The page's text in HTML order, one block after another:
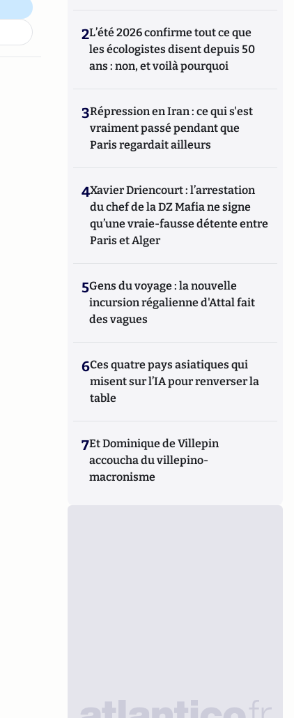
2L’été 2026 confirme tout ce que
les écologistes disent depuis 50
ans : non, et voilà pourquoi
3Répression en Iran : ce qui s'est
vraiment passé pendant que
Paris regardait ailleurs
4Xavier Driencourt : l’arrestation
du chef de la DZ Mafia ne signe
qu’une vraie-fausse détente entre
Paris et Alger
5Gens du voyage : la nouvelle
incursion régalienne d'Attal fait
des vagues
6Ces quatre pays asiatiques qui
misent sur l’IA pour renverser la
table
7Et Dominique de Villepin
accoucha du villepino-
macronisme